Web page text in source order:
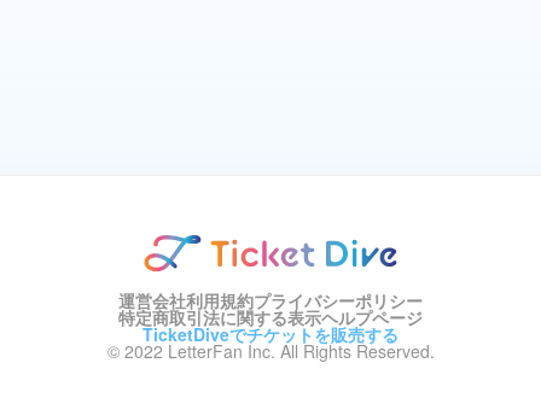
運営会社利用規約プライバシーポリシー
特定商取引法に関する表示ヘルプページ
TicketDiveでチケットを販売する
© 2022 LetterFan Inc. All Rights Reserved.